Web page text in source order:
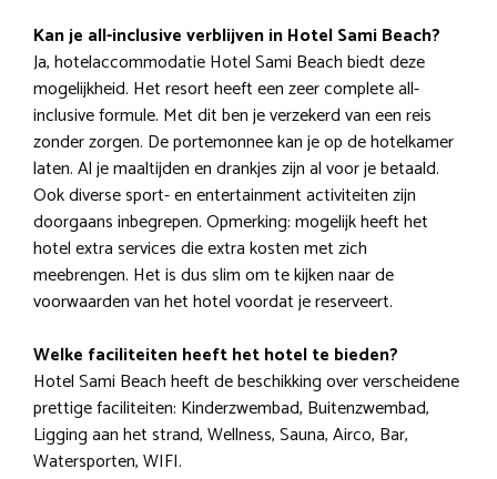
Kan je all-inclusive verblijven in Hotel Sami Beach?
Ja, hotelaccommodatie Hotel Sami Beach biedt deze
mogelijkheid. Het resort heeft een zeer complete all-
inclusive formule. Met dit ben je verzekerd van een reis
zonder zorgen. De portemonnee kan je op de hotelkamer
laten. Al je maaltijden en drankjes zijn al voor je betaald.
Ook diverse sport- en entertainment activiteiten zijn
doorgaans inbegrepen. Opmerking: mogelijk heeft het
hotel extra services die extra kosten met zich
meebrengen. Het is dus slim om te kijken naar de
voorwaarden van het hotel voordat je reserveert.
Welke faciliteiten heeft het hotel te bieden?
Hotel Sami Beach heeft de beschikking over verscheidene
prettige faciliteiten: Kinderzwembad, Buitenzwembad,
Ligging aan het strand, Wellness, Sauna, Airco, Bar,
Watersporten, WIFI.